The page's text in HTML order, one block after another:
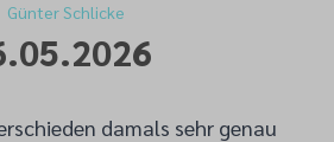
Günter Schlicke
damals sehr genau